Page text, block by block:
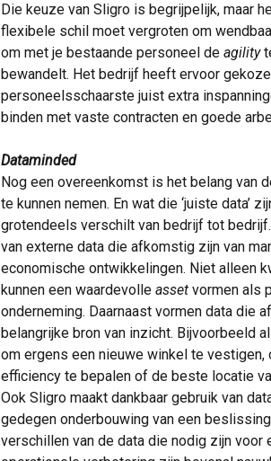
Die keuze van Sligro is begrijpelijk, maar
flexibele schil moet vergroten om
om met je bestaande personeel de agility
bewandelt. Het bedrijf heeft ervoor
personeelsschaarste juist extra
binden met vaste contracten en goede
Dataminded
Nog een overeenkomst is het belang van
te kunnen nemen. En wat die ‘juiste data’
grotendeels verschilt van bedrijf tot
van externe data die afkomstig zijn van
economische ontwikkelingen. Niet alleen
kunnen een waardevolle asset vormen als
onderneming. Daarnaast vormen data die
belangrijke bron van inzicht. Bijvoorbeeld
om ergens een nieuwe winkel te
efficiency te bepalen of de beste locatie
Ook Sligro maakt dankbaar gebruik van
gedegen onderbouwing van een
verschillen van de data die nodig zijn